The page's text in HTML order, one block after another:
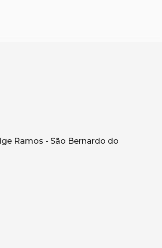
Ramos - São Bernardo do